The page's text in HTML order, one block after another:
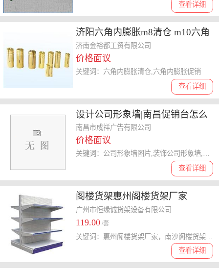
查看详细
济阳六角内膨胀m8清仓 m10六角
内膨胀促销
济南金裕都工贸有限公司
价格面议
查看详细
关键词：六角内膨胀清仓,六角内膨胀促销
设计公司形象墙|南昌促销台怎么
卖|鹰潭公司形象墙
南昌市成祥广告有限公司
价格面议
查看详细
关键词：公司形象墙图片,装饰公司形象墙,地产公司形象墙,公司形象墙
阁楼货架惠州阁楼货架厂家
广州市恒缘诚货架设备有限公司
119.00 /套
查看详细